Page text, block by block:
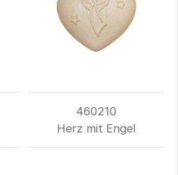
460210
Herz mit Engel